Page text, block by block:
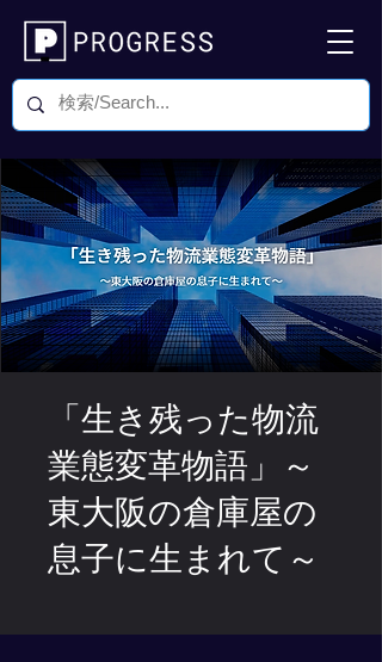
「生き残った物流
業態変革物語」～
東大阪の倉庫屋の
息子に生まれて～